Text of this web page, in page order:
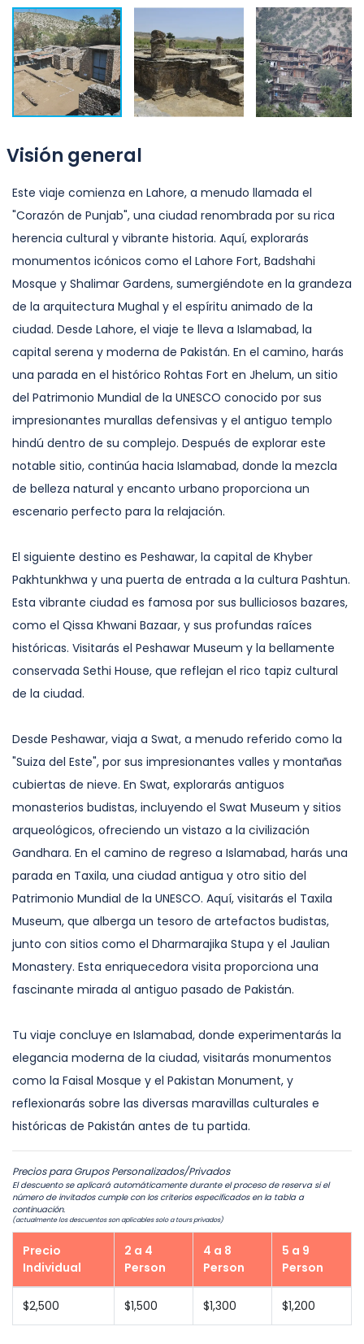
Visión general
Este viaje comienza en Lahore, a menudo llamada el
"Corazón de Punjab", una ciudad renombrada por su rica
herencia cultural y vibrante historia. Aquí, explorarás
monumentos icónicos como el Lahore Fort, Badshahi
Mosque y Shalimar Gardens, sumergiéndote en la grandeza
de la arquitectura Mughal y el espíritu animado de la
ciudad. Desde Lahore, el viaje te lleva a Islamabad, la
capital serena y moderna de Pakistán. En el camino, harás
una parada en el histórico Rohtas Fort en Jhelum, un sitio
del Patrimonio Mundial de la UNESCO conocido por sus
impresionantes murallas defensivas y el antiguo templo
hindú dentro de su complejo. Después de explorar este
notable sitio, continúa hacia Islamabad, donde la mezcla
de belleza natural y encanto urbano proporciona un
escenario perfecto para la relajación.
El siguiente destino es Peshawar, la capital de Khyber
Pakhtunkhwa y una puerta de entrada a la cultura Pashtun.
Esta vibrante ciudad es famosa por sus bulliciosos bazares,
como el Qissa Khwani Bazaar, y sus profundas raíces
históricas. Visitarás el Peshawar Museum y la bellamente
conservada Sethi House, que reflejan el rico tapiz cultural
de la ciudad.
Desde Peshawar, viaja a Swat, a menudo referido como la
"Suiza del Este", por sus impresionantes valles y montañas
cubiertas de nieve. En Swat, explorarás antiguos
monasterios budistas, incluyendo el Swat Museum y sitios
arqueológicos, ofreciendo un vistazo a la civilización
Gandhara. En el camino de regreso a Islamabad, harás una
parada en Taxila, una ciudad antigua y otro sitio del
Patrimonio Mundial de la UNESCO. Aquí, visitarás el Taxila
Museum, que alberga un tesoro de artefactos budistas,
junto con sitios como el Dharmarajika Stupa y el Jaulian
Monastery. Esta enriquecedora visita proporciona una
fascinante mirada al antiguo pasado de Pakistán.
Tu viaje concluye en Islamabad, donde experimentarás la
elegancia moderna de la ciudad, visitarás monumentos
como la Faisal Mosque y el Pakistan Monument, y
reflexionarás sobre las diversas maravillas culturales e
históricas de Pakistán antes de tu partida.
Precios para Grupos Personalizados/Privados
El descuento se aplicará automáticamente durante el proceso de reserva si el
número de invitados cumple con los criterios especificados en la tabla a
continuación.
(actualmente los descuentos son aplicables solo a tours privados)
Precio
Individual
2 a 4
Person
4 a 8
Person
5 a 9
Person
$2,500 $1,500 $1,300 $1,200